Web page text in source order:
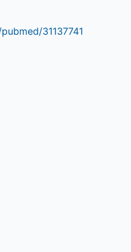
31137741